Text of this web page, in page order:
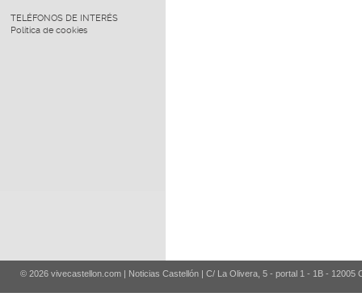
TELÉFONOS DE INTERÉS
Política de cookies
© 2026 vivecastellon.com | Noticias Castellón | C/ La Olivera, 5 - portal 1 - 1B - 12005